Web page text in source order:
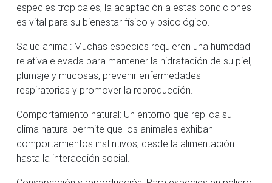
especies tropicales, la adaptación a estas condiciones
es vital para su bienestar físico y psicológico.
Salud animal: Muchas especies requieren una humedad
relativa elevada para mantener la hidratación de su piel,
plumaje y mucosas, prevenir enfermedades
respiratorias y promover la reproducción.
Comportamiento natural: Un entorno que replica su
clima natural permite que los animales exhiban
comportamientos instintivos, desde la alimentación
hasta la interacción social.